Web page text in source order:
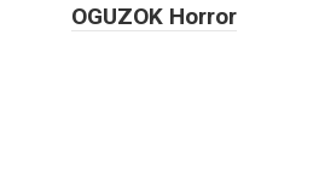
OGUZOK Horror